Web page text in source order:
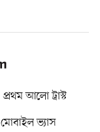
প্রথম আলো ট্রাস্ট
মোবাইল ভ্যাস